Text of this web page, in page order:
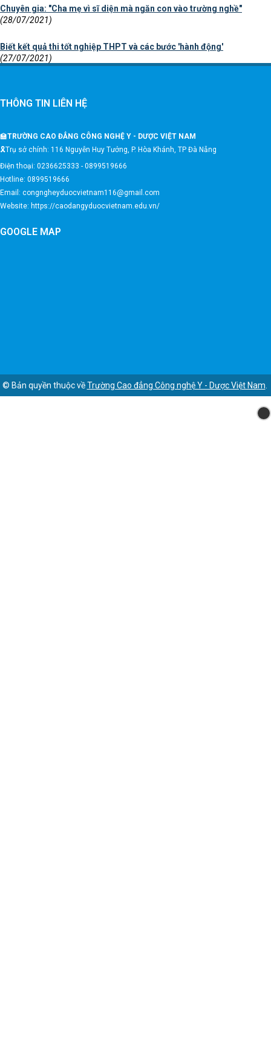
Chuyên gia: "Cha mẹ vì sĩ diện mà ngăn con vào trường nghề"
(28/07/2021)
Biết kết quả thi tốt nghiệp THPT và các bước 'hành động'
(27/07/2021)
THÔNG TIN LIÊN HỆ
🏫TRƯỜNG CAO ĐẲNG CÔNG NGHỆ Y - DƯỢC VIỆT NAM
🎗️Trụ sở chính: 116 Nguyễn Huy Tưởng, P. Hòa Khánh, TP Đà Nẵng
Điện thoại: 0236625333 - 0899519666
Hotline: 0899519666
Email: congngheyduocvietnam116@gmail.com
Website: https://caodangyduocvietnam.edu.vn/
GOOGLE MAP
© Bản quyền thuộc vềTrường Cao đẳng Công nghệ Y - Dược Việt Nam